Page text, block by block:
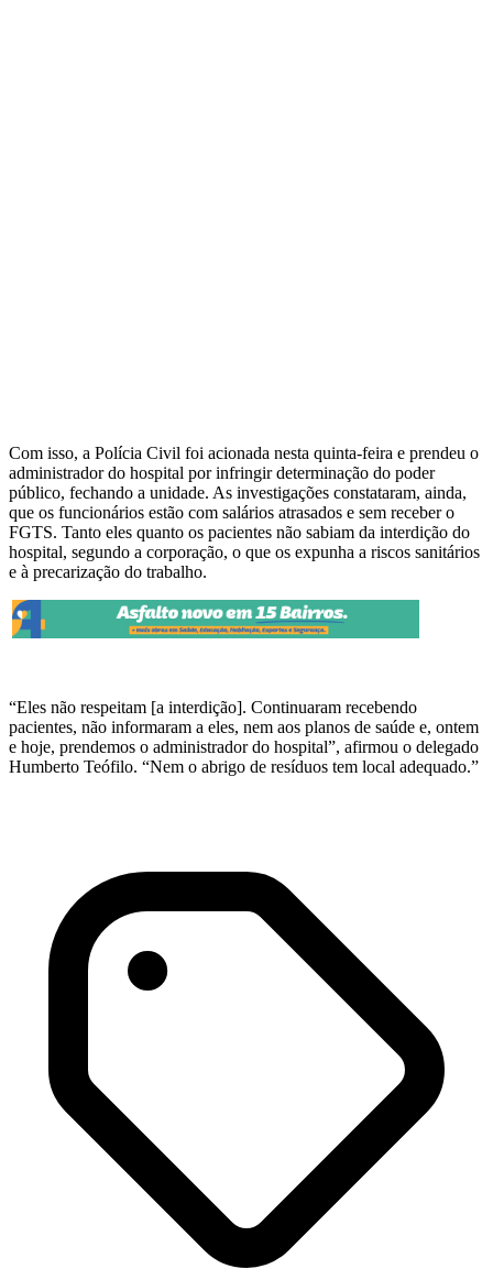
Com isso, a Polícia Civil foi acionada nesta quinta-feira e prendeu o
administrador do hospital por infringir determinação do poder
público, fechando a unidade. As investigações constataram, ainda,
que os funcionários estão com salários atrasados e sem receber o
FGTS. Tanto eles quanto os pacientes não sabiam da interdição do
hospital, segundo a corporação, o que os expunha a riscos sanitários
e à precarização do trabalho.
“Eles não respeitam [a interdição]. Continuaram recebendo
pacientes, não informaram a eles, nem aos planos de saúde e, ontem
e hoje, prendemos o administrador do hospital”, afirmou o delegado
Humberto Teófilo. “Nem o abrigo de resíduos tem local adequado.”